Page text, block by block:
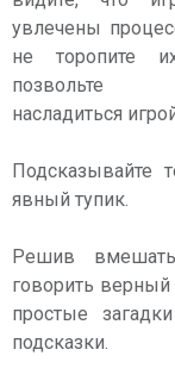
увлечены
не торопите
позвольте
насладиться
Подсказывайте
явный тупик.
Решив
говорить верный
простые
подсказки.